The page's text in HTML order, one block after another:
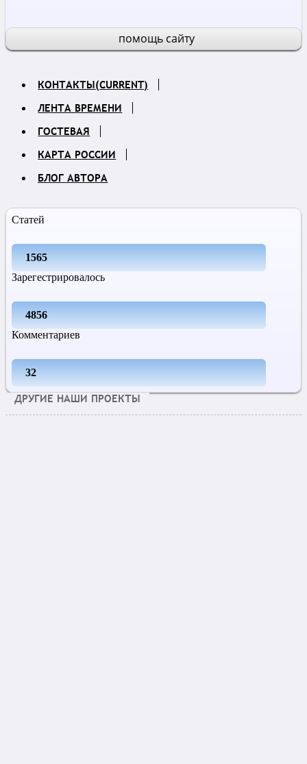
помощь сайту
КОНТАКТЫ(CURRENT)
ЛЕНТА ВРЕМЕНИ
ГОСТЕВАЯ
КАРТА РОССИИ
БЛОГ АВТОРА
Статей
1565
Зарегестрировалось
4856
Комментариев
32
ДРУГИЕ НАШИ ПРОЕКТЫ